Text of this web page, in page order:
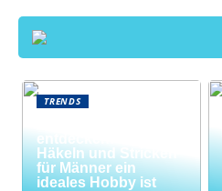
TRENDS
entdecken: Warum
Häkeln und Stricken
für Männer ein
ideales Hobby ist